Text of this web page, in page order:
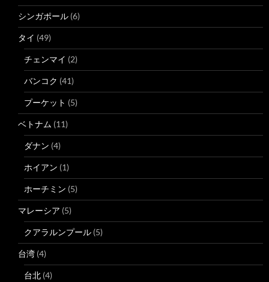
シンガポール (6)
タイ (49)
チェンマイ (2)
バンコク (41)
プーケット (5)
ベトナム (11)
ダナン (4)
ホイアン (1)
ホーチミン (5)
マレーシア (5)
クアラルンプール (5)
台湾 (4)
台北 (4)